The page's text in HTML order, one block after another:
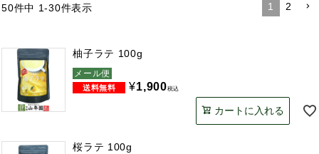
50件中 1-30件表示 1 2
柚子ラテ 100g
メール便
¥1,900税込
カートに入れる
桜ラテ 100g